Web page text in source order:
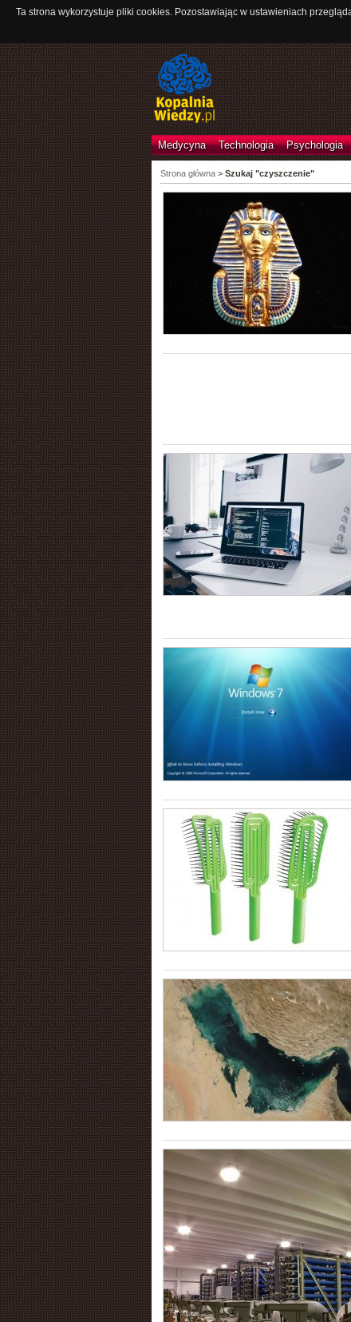
Ta strona wykorzystuje pliki cookies. Pozostawiając w ustawieniach
Medycyna Technologia Psychologia
Strona główna> Szukaj "czyszczenie"